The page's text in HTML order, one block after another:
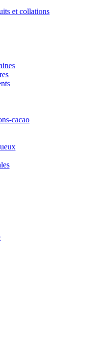
et collations
cacao